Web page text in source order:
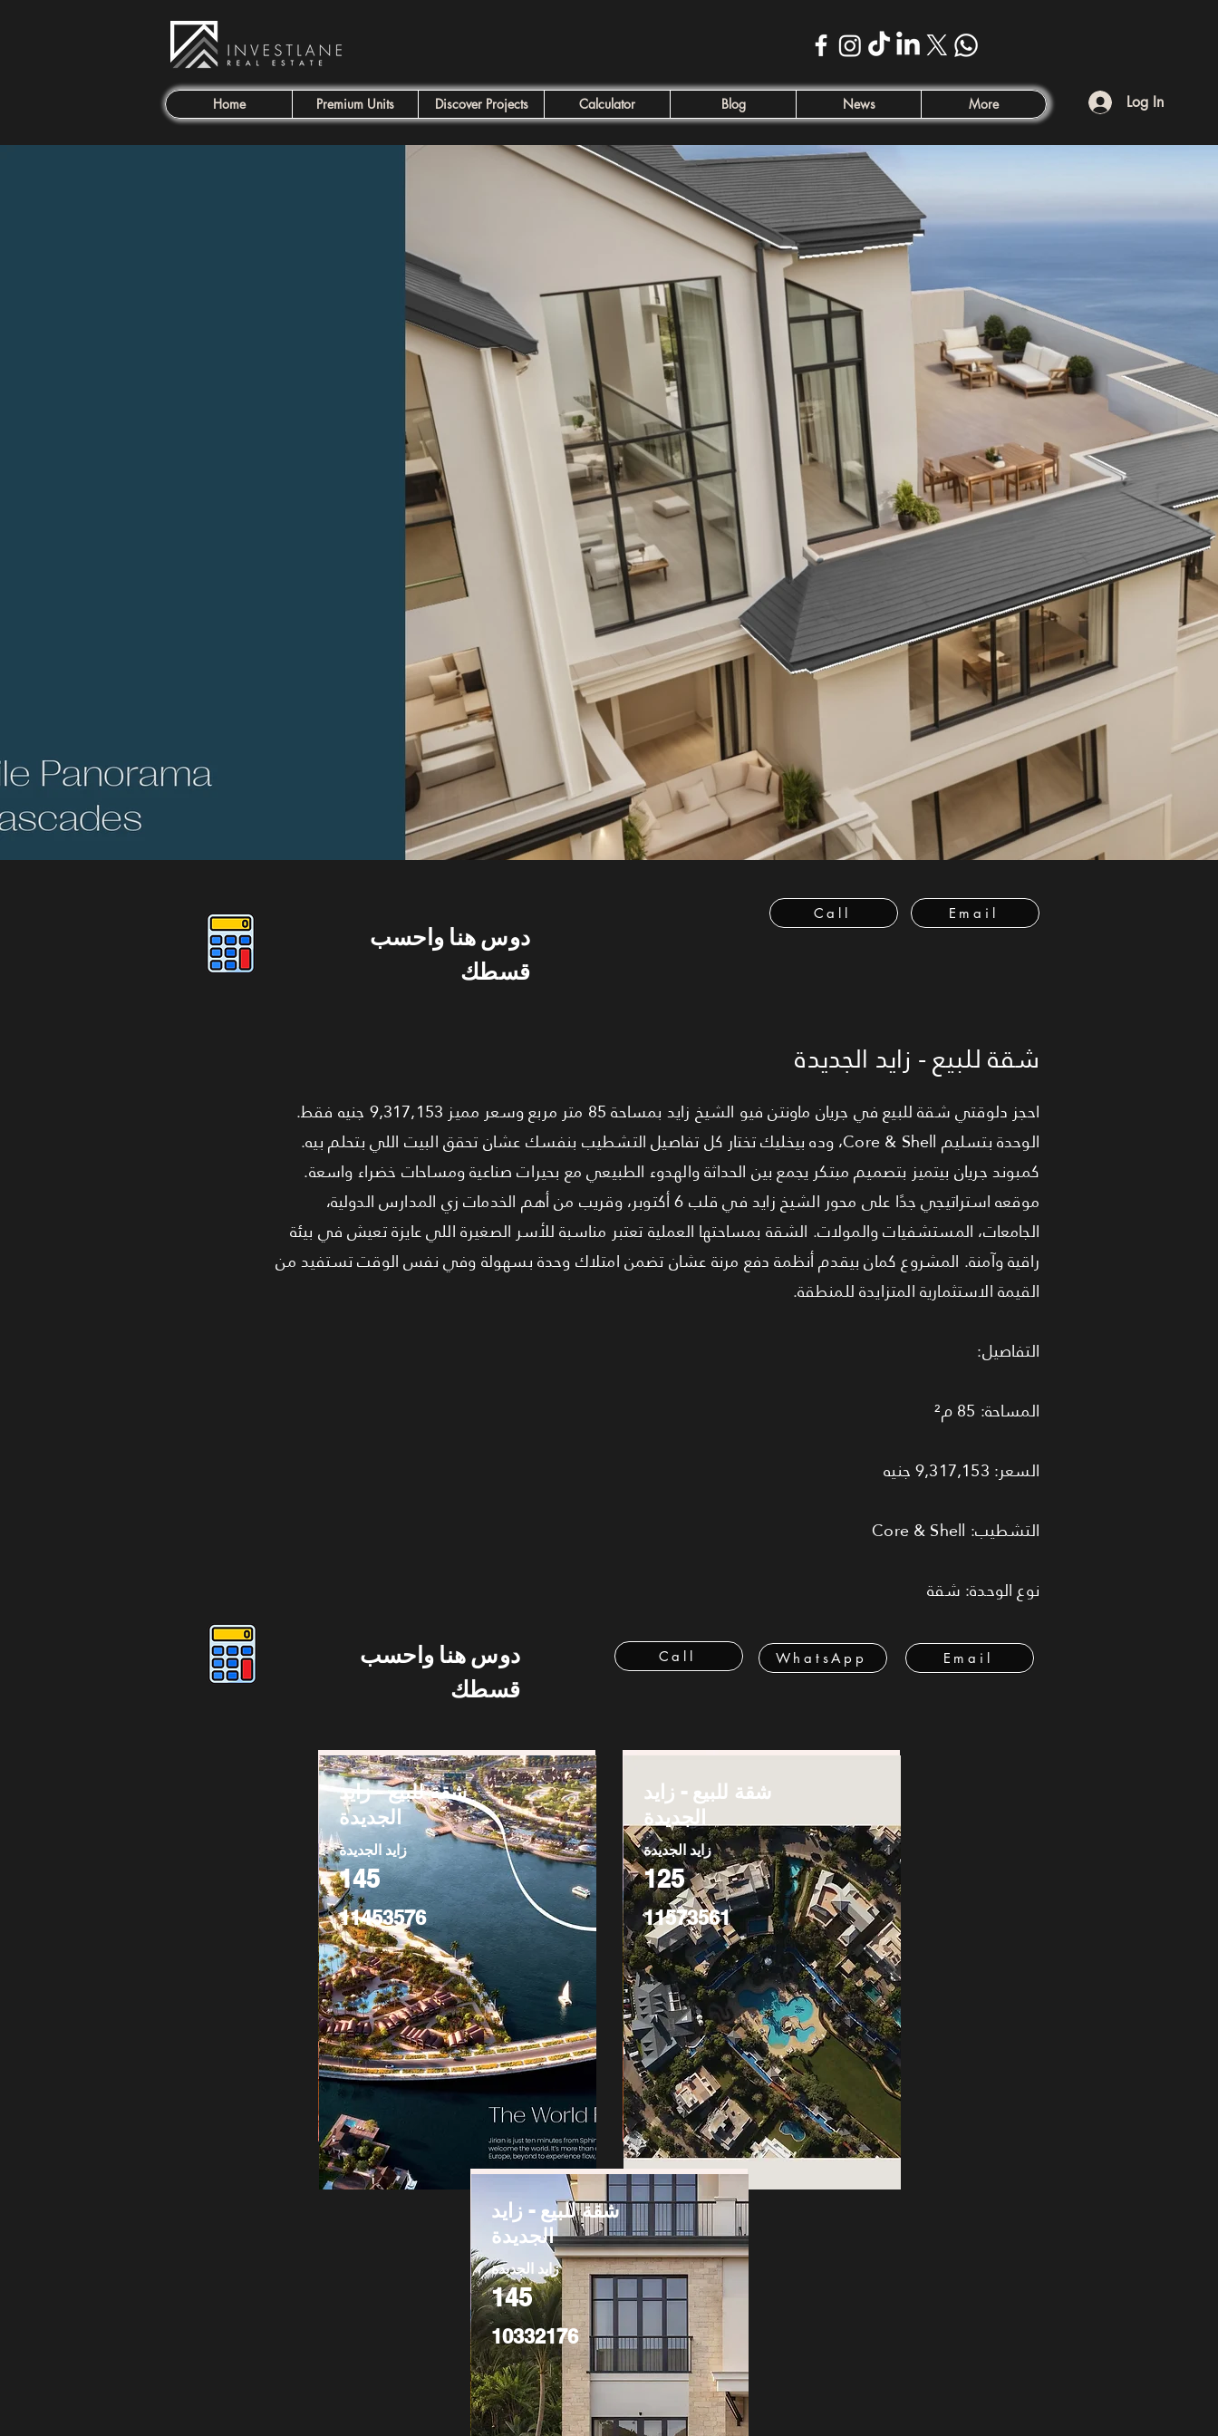
Home Premium Units Discover Projects Calculator Blog News More Log In
دوس هنا واحسب
قسطك
Call Email
شقة للبيع - زايد الجديدة
احجز دلوقتي شقة للبيع في جريان ماونتن فيو الشيخ زايد بمساحة 85 متر مربع وسعر مميز 9,317,153 جنيه فقط.
الوحدة بتسليم Core & Shell، وده بيخليك تختار كل تفاصيل التشطيب بنفسك عشان تحقق البيت اللي بتحلم بيه.
كمبوند جريان بيتميز بتصميم مبتكر يجمع بين الحداثة والهدوء الطبيعي مع بحيرات صناعية ومساحات خضراء واسعة.
موقعه استراتيجي جدًا على محور الشيخ زايد في قلب 6 أكتوبر، وقريب من أهم الخدمات زي المدارس الدولية،
الجامعات، المستشفيات والمولات. الشقة بمساحتها العملية تعتبر مناسبة للأسر الصغيرة اللي عايزة تعيش في بيئة
راقية وآمنة. المشروع كمان بيقدم أنظمة دفع مرنة عشان تضمن امتلاك وحدة بسهولة وفي نفس الوقت تستفيد من
القيمة الاستثمارية المتزايدة للمنطقة.
التفاصيل:
المساحة: 85 م²
السعر: 9,317,153 جنيه
التشطيب: Core & Shell
نوع الوحدة: شقة
دوس هنا واحسب
قسطك
Call WhatsApp Email
شقة للبيع - زايد
الجديدة
زايد الجديدة
145
11453576
شقة للبيع - زايد
الجديدة
زايد الجديدة
125
11573561
شقة للبيع - زايد
الجديدة
زايد الجديدة
145
10332176